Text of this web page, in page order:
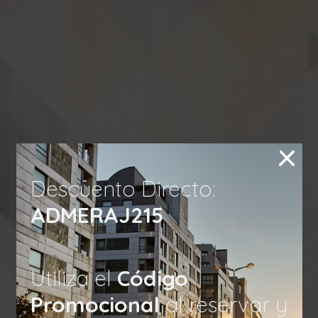
Descuento Directo:
ADMERAJ215
Utiliza elCódigo
Promocionalal reservar y
×